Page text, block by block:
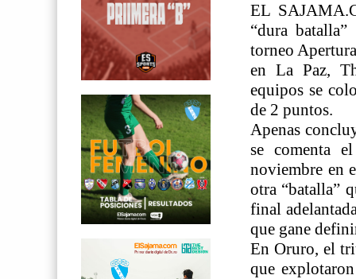
EL
“dura
torneo
en La Paz,
equipos se
de 2 puntos.
Apenas
se comenta
noviembre en
otra “batalla”
final
que gane
En Oruro, el
que